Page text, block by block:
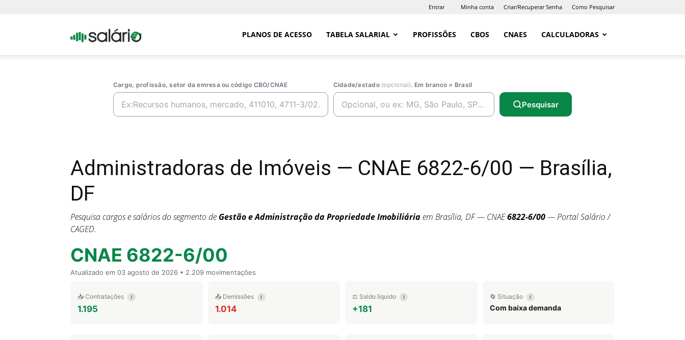
Entrar Minha conta Criar/Recuperar Senha Como Pesquisar
Portal PLANOS DE ACESSO TABELA SALARIAL PROFISSÕES CBOS CNAES CALCULADORAS
Cargo, profissão, setor da emresa ou código CBO/CNAE Cidade/estado (opcional). Em branco = Brasil
Pesquisar
Administradoras de Imóveis — CNAE 6822-6/00 — Brasília,
DF
Pesquisa cargos e salários do segmento de Gestão e Administração da Propriedade Imobiliáriaem Brasília, DF — CNAE6822-6/00— Portal Salário /
CAGED.
CNAE 6822-6/00
Atualizado em 03 agosto de 2026 • 2.209 movimentações
📥 Contratações i
1.195
📤 Demissões i
1.014
⚖️ Saldo líquido i
+181
🔄 Situação i
Com baixa demanda